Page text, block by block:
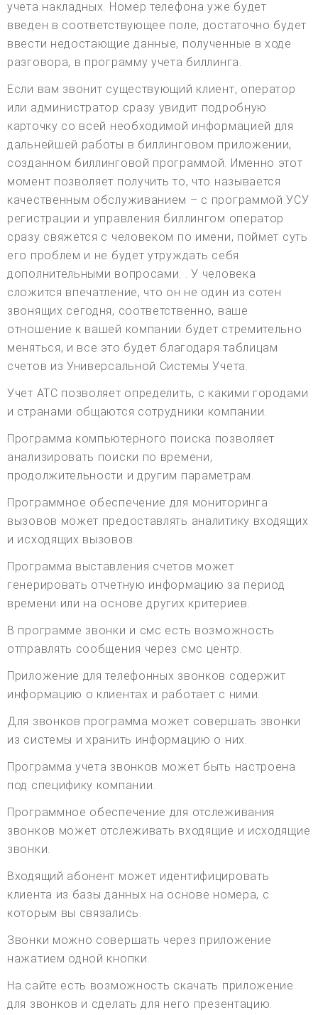
учета накладных. Номер телефона уже будет
введен в соответствующее поле, достаточно будет
ввести недостающие данные, полученные в ходе
разговора, в программу учета биллинга.
Если вам звонит существующий клиент, оператор
или администратор сразу увидит подробную
карточку со всей необходимой информацией для
дальнейшей работы в биллинговом приложении,
созданном биллинговой программой. Именно этот
момент позволяет получить то, что называется
качественным обслуживанием – с программой УСУ
регистрации и управления биллингом оператор
сразу свяжется с человеком по имени, поймет суть
его проблем и не будет утруждать себя
дополнительными вопросами. . У человека
сложится впечатление, что он не один из сотен
звонящих сегодня, соответственно, ваше
отношение к вашей компании будет стремительно
меняться, и все это будет благодаря таблицам
счетов из Универсальной Системы Учета.
Учет АТС позволяет определить, с какими городами
и странами общаются сотрудники компании.
Программа компьютерного поиска позволяет
анализировать поиски по времени,
продолжительности и другим параметрам.
Программное обеспечение для мониторинга
вызовов может предоставлять аналитику входящих
и исходящих вызовов.
Программа выставления счетов может
генерировать отчетную информацию за период
времени или на основе других критериев.
В программе звонки и смс есть возможность
отправлять сообщения через смс центр.
Приложение для телефонных звонков содержит
информацию о клиентах и работает с ними.
Для звонков программа может совершать звонки
из системы и хранить информацию о них.
Программа учета звонков может быть настроена
под специфику компании.
Программное обеспечение для отслеживания
звонков может отслеживать входящие и исходящие
звонки.
Входящий абонент может идентифицировать
клиента из базы данных на основе номера, с
которым вы связались.
Звонки можно совершать через приложение
нажатием одной кнопки.
На сайте есть возможность скачать приложение
для звонков и сделать для него презентацию.